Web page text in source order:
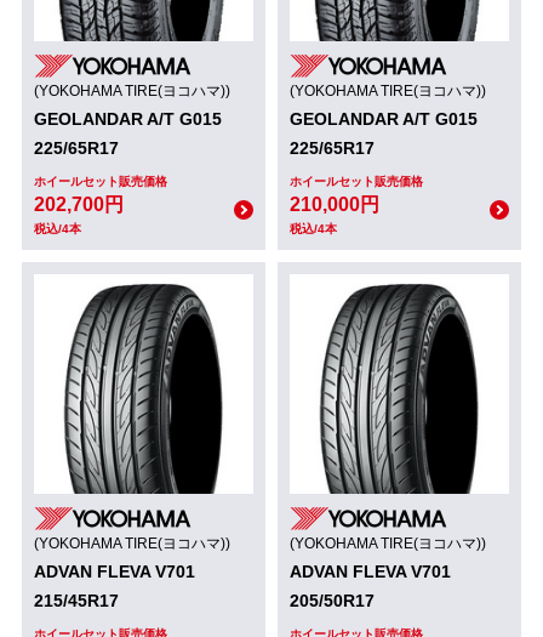
(YOKOHAMA TIRE(ヨコハマ))
GEOLANDAR A/T G015
225/65R17
ホイールセット販売価格
202,700円
税込/4本
(YOKOHAMA TIRE(ヨコハマ))
GEOLANDAR A/T G015
225/65R17
ホイールセット販売価格
210,000円
税込/4本
(YOKOHAMA TIRE(ヨコハマ))
ADVAN FLEVA V701
215/45R17
ホイールセット販売価格
(YOKOHAMA TIRE(ヨコハマ))
ADVAN FLEVA V701
205/50R17
ホイールセット販売価格